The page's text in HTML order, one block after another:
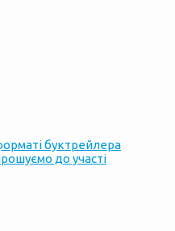
буктрейлера
до участі